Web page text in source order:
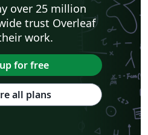
over 25 million
trust Overleaf
work.
for free
all plans